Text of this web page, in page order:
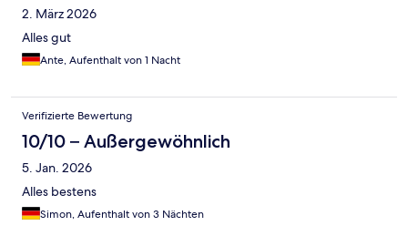
2. März 2026
Alles gut
Ante, Aufenthalt von 1 Nacht
Verifizierte Bewertung
10/10 – Außergewöhnlich
5. Jan. 2026
Alles bestens
Simon, Aufenthalt von 3 Nächten